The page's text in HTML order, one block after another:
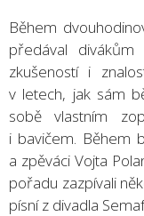
Během
předával
zkušeností i
v letech, jak sám
sobě vlastním
i bavičem. Během
a zpěváci Vojta
pořadu zazpívali
písní z divadla